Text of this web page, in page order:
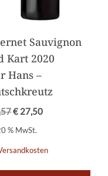
Sauvignon
Kart 2020
Hans –
€ 27,50
% MwSt.